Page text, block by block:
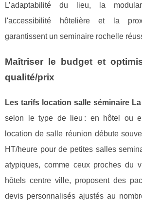
L’adaptabilité du lieu, la
l'accessibilité hôtelière et la
garantissent un seminaire rochelle
Maîtriser le budget et
qualité/prix
Les tarifs location salle séminaire
selon le type de lieu : en hôtel ou
location de salle réunion débute
HT/heure pour de petites salles
atypiques, comme ceux proches du
hôtels centre ville, proposent des
devis personnalisés ajustés au